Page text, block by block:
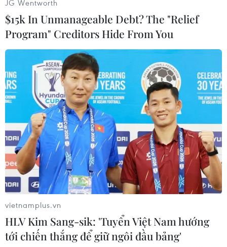
(TTXVN/Vietnam+)
#Kazakhstan
#Bầu cử tổng thống
#Nur Otan
#Quốc hội Kazakhstan
Kazakhstan
JG Wentworth
$15k In Unmanageable Debt? The "Relief
Program" Creditors Hide From You
vietnamplus.vn
HLV Kim Sang-sik: 'Tuyển Việt Nam hướng
tới chiến thắng để giữ ngôi đầu bảng'